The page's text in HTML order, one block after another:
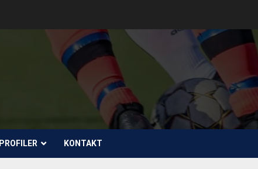
PROFILER KONTAKT